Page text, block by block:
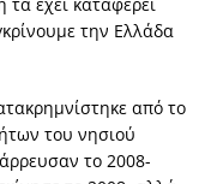
τα έχει καταφέρει
την Ελλάδα
από το
του νησιού
το 2008-